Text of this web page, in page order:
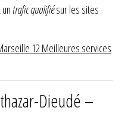
trafic qualifiésur les sites
12 Meilleures services
Dieudé –